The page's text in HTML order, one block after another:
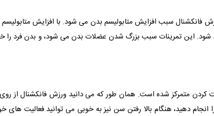
فانکشنال سبب افزایش متابولیسم بدن می شود. با افزایش
این تمرینات سبب بزرگ شدن عضلات بدن می شود، و بدن فرد را
متمرکز شده است. همان طور که می دانید ورزش فانکشنال از
دهید، هنگام بالا رفتن سن نیز به خوبی می توانید فعالیت های